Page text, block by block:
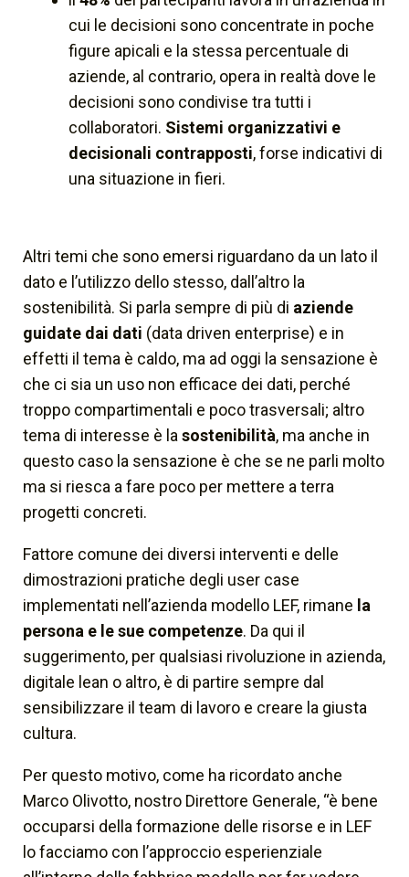
cui le decisioni sono concentrate in poche
figure apicali e la stessa percentuale di
aziende, al contrario, opera in realtà dove le
decisioni sono condivise tra tutti i
collaboratori. Sistemi organizzativi e
decisionali contrapposti, forse indicativi di
una situazione in fieri.
Altri temi che sono emersi riguardano da un lato il
dato e l’utilizzo dello stesso, dall’altro la
sostenibilità. Si parla sempre di più di aziende
guidate dai dati (data driven enterprise) e in
effetti il tema è caldo, ma ad oggi la sensazione è
che ci sia un uso non efficace dei dati, perché
troppo compartimentali e poco trasversali; altro
tema di interesse è la sostenibilità, ma anche in
questo caso la sensazione è che se ne parli molto
ma si riesca a fare poco per mettere a terra
progetti concreti.
Fattore comune dei diversi interventi e delle
dimostrazioni pratiche degli user case
implementati nell’azienda modello LEF, rimane la
persona e le sue competenze. Da qui il
suggerimento, per qualsiasi rivoluzione in azienda,
digitale lean o altro, è di partire sempre dal
sensibilizzare il team di lavoro e creare la giusta
cultura.
Per questo motivo, come ha ricordato anche
Marco Olivotto, nostro Direttore Generale, “è bene
occuparsi della formazione delle risorse e in LEF
lo facciamo con l’approccio esperienziale